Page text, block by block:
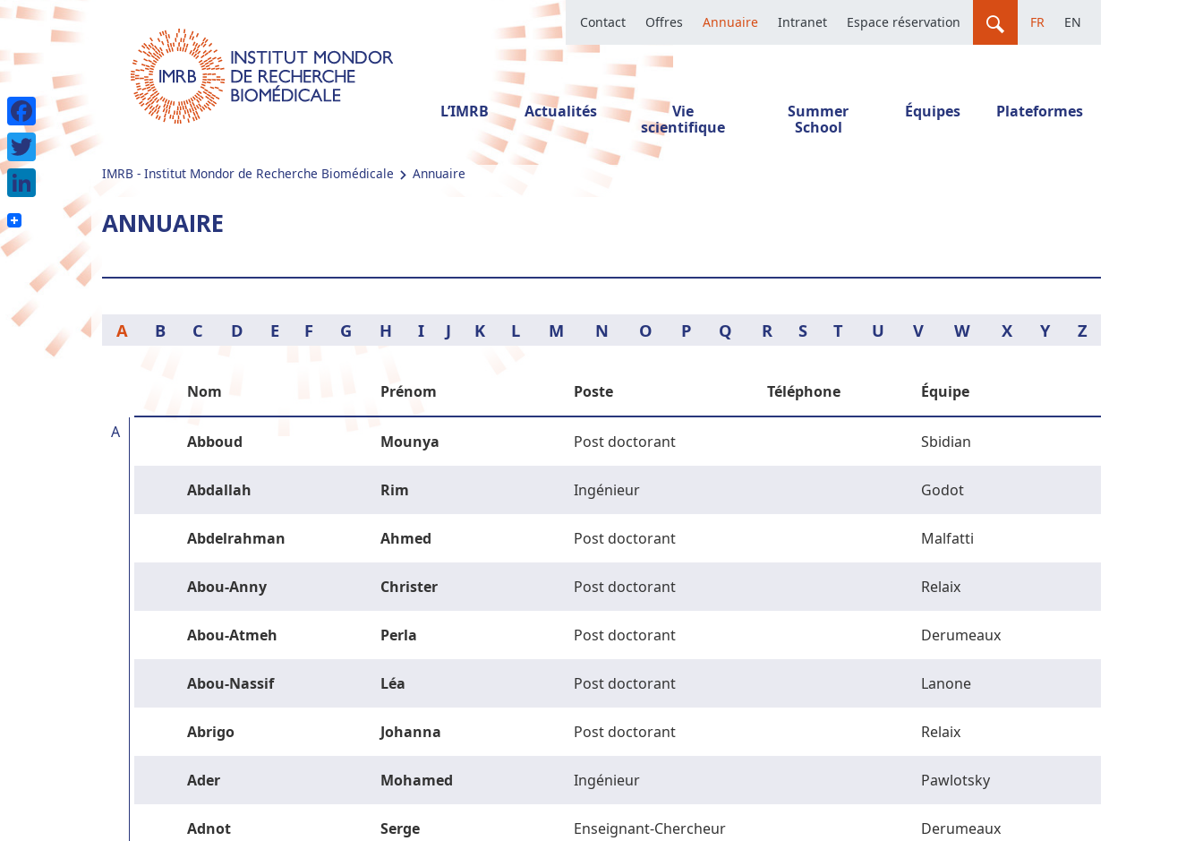
Contact Offres Annuaire Intranet Espace réservation FR EN
L’IMRB Actualités
Vie
scientifique
Summer
School
Équipes Plateformes
IMRB - Institut Mondor de Recherche Biomédicale Annuaire
ANNUAIRE
A B C D E F G H I J K L M N O P Q R S T U V W X Y Z
Nom Prénom Poste Téléphone Équipe
A Abboud Mounya Post doctorant Sbidian
Abdallah Rim Ingénieur Godot
Abdelrahman Ahmed Post doctorant Malfatti
Abou-Anny Christer Post doctorant Relaix
Abou-Atmeh Perla Post doctorant Derumeaux
Abou-Nassif Léa Post doctorant Lanone
Abrigo Johanna Post doctorant Relaix
Ader Mohamed Ingénieur Pawlotsky
Adnot Serge Enseignant-Chercheur Derumeaux
Facebook
Twitter
LinkedIn